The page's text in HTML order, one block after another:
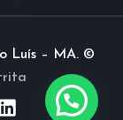
Luís – MA. ©